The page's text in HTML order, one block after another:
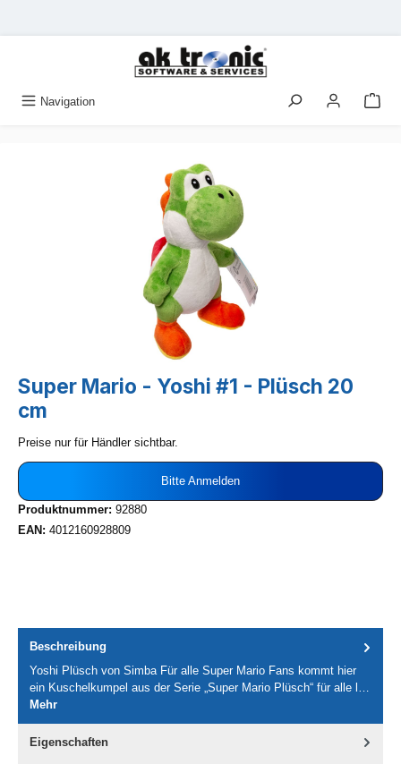
Navigation
Super Mario - Yoshi #1 - Plüsch 20
cm
Preise nur für Händler sichtbar.
Bitte Anmelden
Produktnummer: 92880
EAN: 4012160928809
Beschreibung
Yoshi Plüsch von Simba Für alle Super Mario Fans kommt hier
ein Kuschelkumpel aus der Serie „Super Mario Plüsch“ für alle l…
Mehr
Eigenschaften